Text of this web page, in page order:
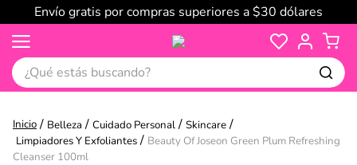
Envío gratis por compras superiores a $30 dólares
¿Qué estás buscando?
Belleza Cuidado Personal
Skincare
Limpiadores Y Exfoliantes
Beauty Of Joseon Green Plum Refreshing
Cleanser 100ml